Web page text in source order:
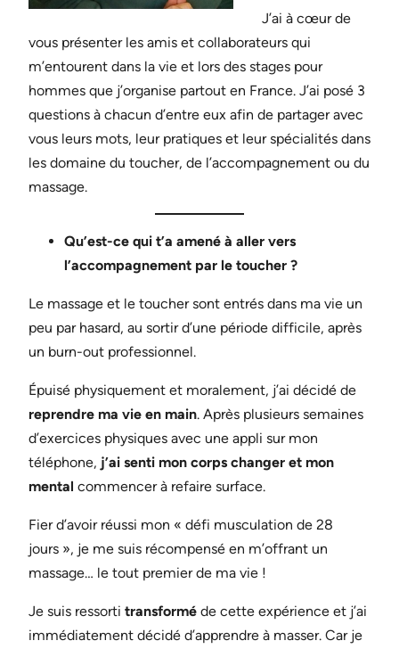
J’ai à cœur de
vous présenter les amis et collaborateurs qui
m’entourent dans la vie et lors des stages pour
hommes que j’organise partout en France. J’ai posé 3
questions à chacun d’entre eux afin de partager avec
vous leurs mots, leur pratiques et leur spécialités dans
les domaine du toucher, de l’accompagnement ou du
massage.
Qu’est-ce qui t’a amené à aller vers
l’accompagnement par le toucher ?
Le massage et le toucher sont entrés dans ma vie un
peu par hasard, au sortir d’une période difficile, après
un burn-out professionnel.
Épuisé physiquement et moralement, j’ai décidé de
reprendre ma vie en main. Après plusieurs semaines
d’exercices physiques avec une appli sur mon
téléphone, j’ai senti mon corps changer et mon
mental commencer à refaire surface.
Fier d’avoir réussi mon « défi musculation de 28
jours », je me suis récompensé en m’offrant un
massage… le tout premier de ma vie !
Je suis ressorti transformé de cette expérience et j’ai
immédiatement décidé d’apprendre à masser. Car je